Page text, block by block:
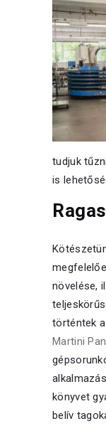
tudjuk
is
növelése,
történtek
Martini
könyvet
belív